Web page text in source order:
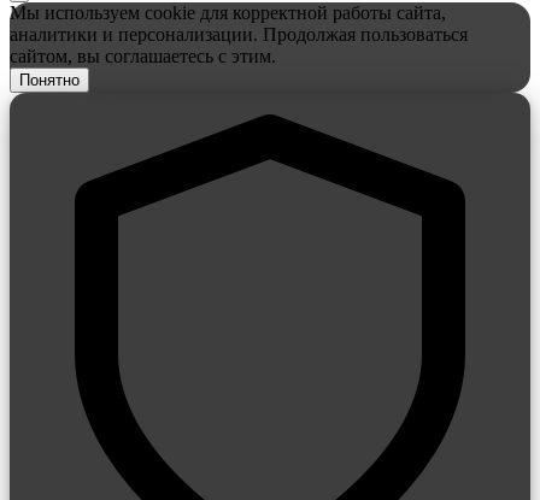
Мы используем cookie для корректной работы сайта,
аналитики и персонализации. Продолжая пользоваться
сайтом, вы соглашаетесь с этим.
Понятно